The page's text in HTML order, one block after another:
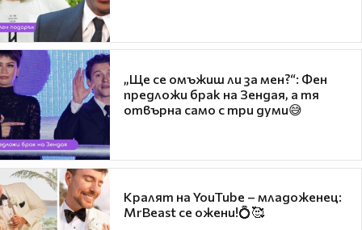
„Ще се омъжиш ли за мен?“: Фен
предложи брак на Зендая, а тя
отвърна само с три думи😅
Кралят на YouTube – младоженец:
MrBeast се ожени!💍🥰